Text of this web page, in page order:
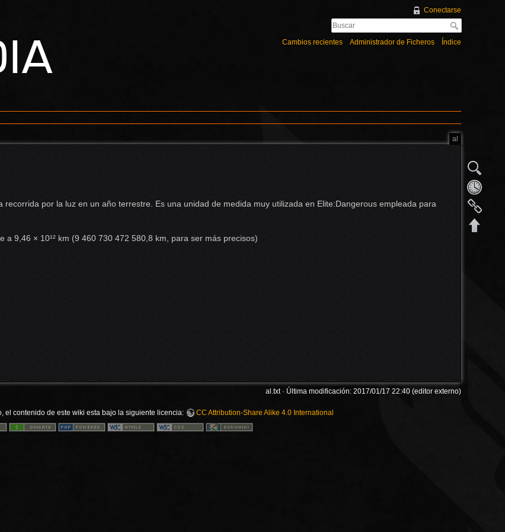
Conectarse
Cambios recientes Administrador de Ficheros Índice
al
recorrida por la luz en un año terrestre. Es una unidad de medida muy utilizada en Elite:Dangerous empleada para
a 9,46 × 10¹² km (9 460 730 472 580,8 km, para ser más precisos)
al.txt· Última modificación: 2017/01/17 22:40 (editor externo)
el contenido de este wiki esta bajo la siguiente licencia: CC Attribution-Share Alike 4.0 International